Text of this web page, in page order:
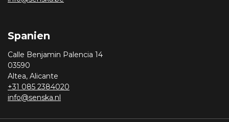
Spanien
Calle Benjamin Palencia 14
03590
Altea, Alicante
+31 085 2384020
info@senska.nl